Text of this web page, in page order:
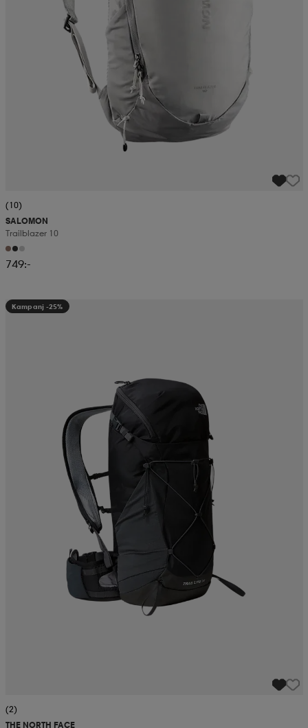
(10)
SALOMON
Trailblazer 10
749:-
Kampanj -25%
(2)
THE NORTH FACE